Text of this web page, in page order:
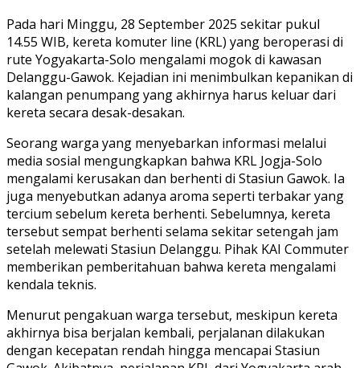
Pada hari Minggu, 28 September 2025 sekitar pukul
14.55 WIB, kereta komuter line (KRL) yang beroperasi di
rute Yogyakarta-Solo mengalami mogok di kawasan
Delanggu-Gawok. Kejadian ini menimbulkan kepanikan di
kalangan penumpang yang akhirnya harus keluar dari
kereta secara desak-desakan.
Seorang warga yang menyebarkan informasi melalui
media sosial mengungkapkan bahwa KRL Jogja-Solo
mengalami kerusakan dan berhenti di Stasiun Gawok. Ia
juga menyebutkan adanya aroma seperti terbakar yang
tercium sebelum kereta berhenti. Sebelumnya, kereta
tersebut sempat berhenti selama sekitar setengah jam
setelah melewati Stasiun Delanggu. Pihak KAI Commuter
memberikan pemberitahuan bahwa kereta mengalami
kendala teknis.
Menurut pengakuan warga tersebut, meskipun kereta
akhirnya bisa berjalan kembali, perjalanan dilakukan
dengan kecepatan rendah hingga mencapai Stasiun